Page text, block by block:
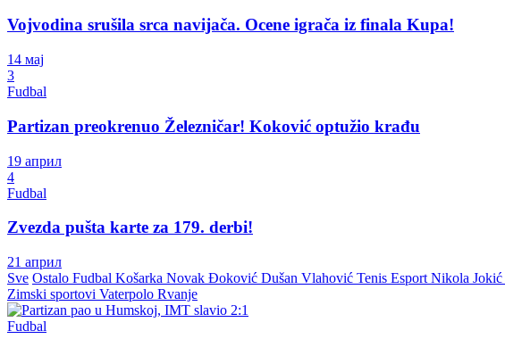
Vojvodina srušila srca navijača. Ocene igrača iz finala Kupa!
14 мај
3
Fudbal
Partizan preokrenuo Železničar! Koković optužio krađu
19 април
4
Fudbal
Zvezda pušta karte za 179. derbi!
21 април
Sve Ostalo Fudbal Košarka Novak Đoković Dušan Vlahović Tenis Esport Nikola Jokić
Zimski sportovi Vaterpolo Rvanje
Fudbal